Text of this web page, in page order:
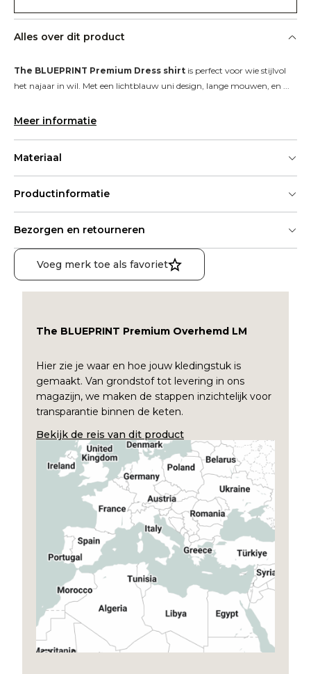
Alles over dit product
The BLUEPRINT Premium Dress shirt is perfect voor wie stijlvol
het najaar in wil. Met een lichtblauw uni design, lange mouwen, en ...
Meer informatie
Materiaal
Productinformatie
Bezorgen en retourneren
Voeg merk toe als favoriet
The BLUEPRINT Premium Overhemd LM
Hier zie je waar en hoe jouw kledingstuk is
gemaakt. Van grondstof tot levering in ons
magazijn, we maken de stappen inzichtelijk voor
transparantie binnen de keten.
Bekijk de reis van dit product